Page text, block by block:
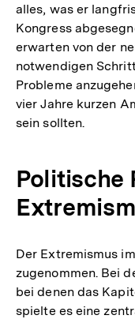
alles, was er
Kongress
erwarten von der
notwendigen
Probleme
vier Jahre kurzen
sein sollten.
Politische
Der Extremismus
zugenommen. Bei
bei denen das
spielte es eine